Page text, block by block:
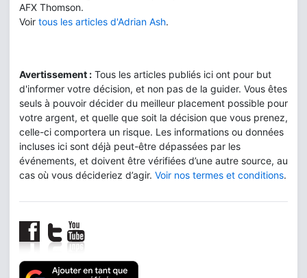
AFX Thomson.
Voir tous les articles d'Adrian Ash.
Avertissement : Tous les articles publiés ici ont pour but
d'informer votre décision, et non pas de la guider. Vous êtes
seuls à pouvoir décider du meilleur placement possible pour
votre argent, et quelle que soit la décision que vous prenez,
celle-ci comportera un risque. Les informations ou données
incluses ici sont déjà peut-être dépassées par les
événements, et doivent être vérifiées d’une autre source, au
cas où vous décideriez d’agir. Voir nos termes et conditions.